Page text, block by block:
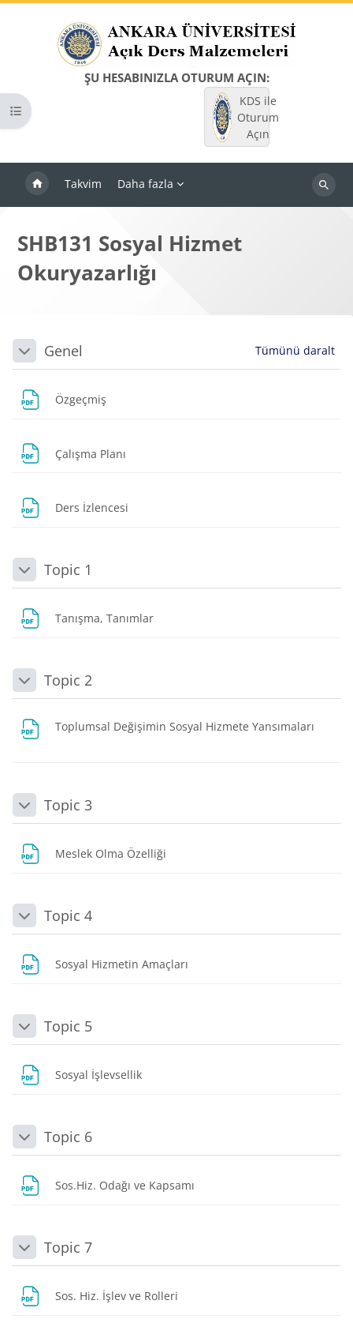
ŞU HESABINIZLA OTURUM AÇIN:
KDS ile
Oturum
Açın
Takvim Daha fazla
Dersleri
Kurs dizinini aç
SHB131 Sosyal Hizmet
Okuryazarlığı
Bloklar
Bölüm anahatları
DaraltGenel Tümünü daralt
Özgeçmiş
Çalışma Planı
Ders İzlencesi
DaraltTopic 1
Tanışma, Tanımlar
DaraltTopic 2
Toplumsal Değişimin Sosyal Hizmete Yansımaları
DaraltTopic 3
Meslek Olma Özelliği
DaraltTopic 4
Sosyal Hizmetin Amaçları
DaraltTopic 5
Sosyal İşlevsellik
DaraltTopic 6
Sos.Hiz. Odağı ve Kapsamı
DaraltTopic 7
Sos. Hiz. İşlev ve Rolleri